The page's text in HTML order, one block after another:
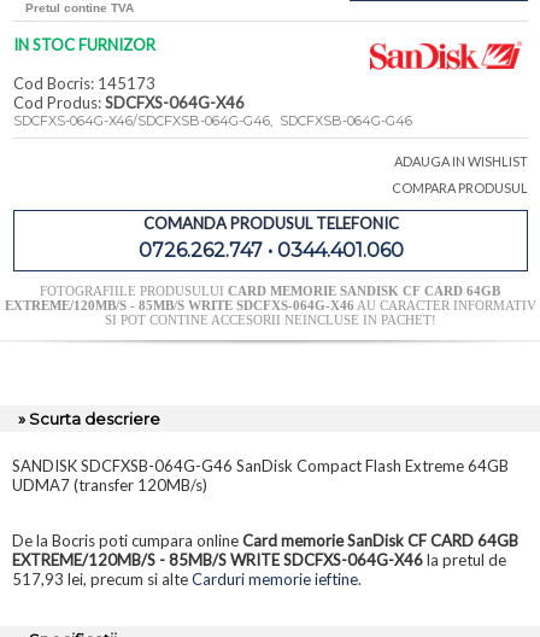
Pretul contine TVA
IN STOC FURNIZOR
Cod Bocris: 145173
Cod Produs:SDCFXS-064G-X46
SDCFXS-064G-X46/SDCFXSB-064G-G46, SDCFXSB-064G-G46
ADAUGA IN WISHLIST
COMPARA PRODUSUL
COMANDA PRODUSUL TELEFONIC
0726.262.747 • 0344.401.060
FOTOGRAFIILE PRODUSULUI CARD MEMORIE SANDISK CF CARD 64GB
EXTREME/120MB/S - 85MB/S WRITE SDCFXS-064G-X46 AU CARACTER INFORMATIV
SI POT CONTINE ACCESORII NEINCLUSE IN PACHET!
» Scurta descriere
SANDISK SDCFXSB-064G-G46 SanDisk Compact Flash Extreme 64GB
UDMA7 (transfer 120MB/s)
De la Bocris poti cumpara onlineCard memorie SanDisk CF CARD 64GB
EXTREME/120MB/S - 85MB/S WRITE SDCFXS-064G-X46la pretul de
517,93 lei, precum si alteCarduri memorie ieftine.